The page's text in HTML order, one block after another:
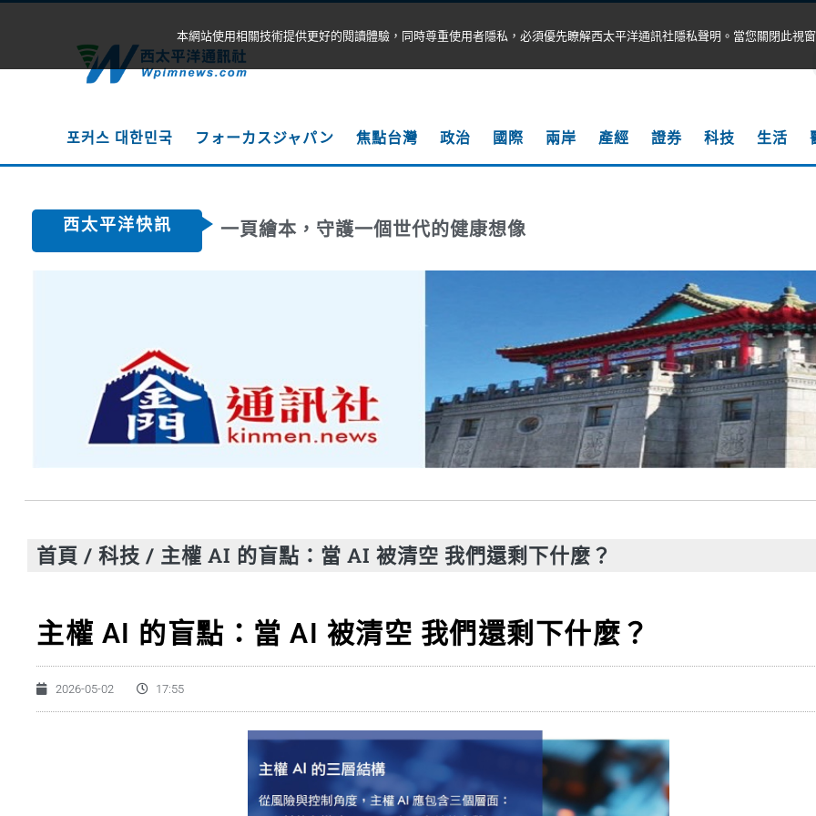
포커스 대한민국 フォーカスジャパン 焦點台灣 政治 國際 兩岸 產經 證券 科技 生活
西太平洋快訊 一頁繪本，守護一個世代的健康想像
首頁 / 科技 / 主權 AI 的盲點：當 AI 被清空 我們還剩下什麼？
主權 AI 的盲點：當 AI 被清空 我們還剩下什麼？
2026-05-02 17:55
本網站使用相關技術提供更好的閱讀體驗，同時尊重使用者隱私，必須優先瞭解西太平洋通訊社隱私聲明。當您關閉此視